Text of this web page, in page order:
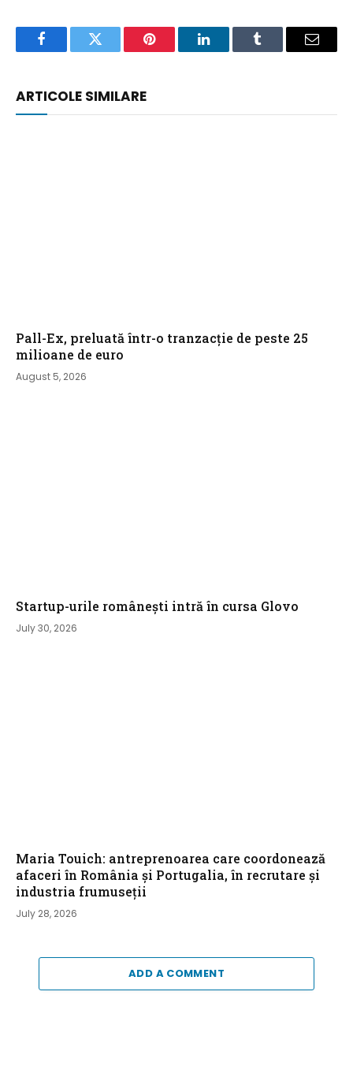
FacebookTwitter Pinterest LinkedInTumblr Email
ARTICOLE SIMILARE
Pall-Ex, preluată într-o tranzacție de peste 25
milioane de euro
August 5, 2026
Startup-urile românești intră în cursa Glovo
July 30, 2026
Maria Touich: antreprenoarea care coordonează
afaceri în România și Portugalia, în recrutare și
industria frumuseții
July 28, 2026
ADD A COMMENT